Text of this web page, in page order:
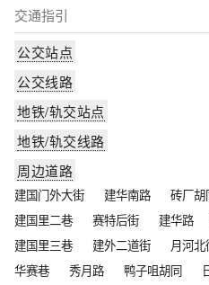
取静，是您差旅游玩中好的住宿伙
交通指引
公交站点
公交线路
地铁/轨交站点
地铁/轨交线路
周边道路
建国门外大街 建华南路 砖厂胡
建国里二巷
赛特后街 建华路
建国里三巷
建外二道街 月河北
华赛巷
秀月路 鸭子咀胡同